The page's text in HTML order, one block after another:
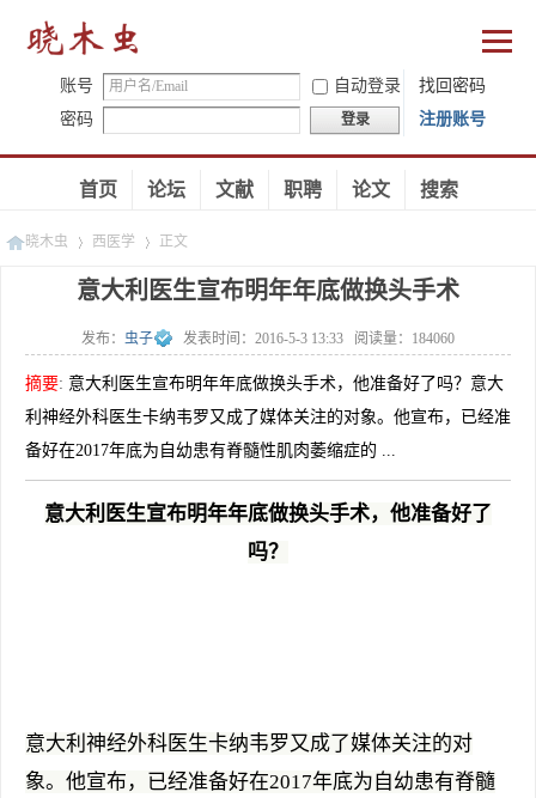
账号 自动登录
找回密码
密码
登录 注册账号
首页 论坛 文献 职聘 论文 搜索
晓木虫 西医学
»
正文
意大利医生宣布明年年底做换头手术
发布： 虫子 发表时间： 2016-5-3 13:33 阅读量： 184060
摘要: 意大利医生宣布明年年底做换头手术，他准备好了吗？意大
利神经外科医生卡纳韦罗又成了媒体关注的对象。他宣布，已经准
备好在2017年底为自幼患有脊髓性肌肉萎缩症的 ...
意大利医生宣布明年年底做换头手术，他准备好了
吗？
意大利神经外科医生卡纳韦罗又成了媒体关注的对
象。他宣布，已经准备好在2017年底为自幼患有脊髓